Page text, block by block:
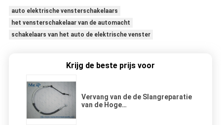
auto elektrische vensterschakelaars
het vensterschakelaar van de automacht
schakelaars van het auto de elektrische venster
Krijg de beste prijs voor
Vervang van de de Slangreparatie
van de Hoge